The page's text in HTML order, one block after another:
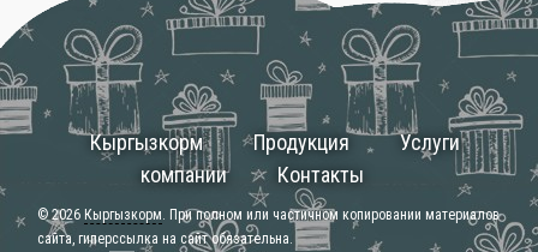
Кыргызкорм Продукция
Услуги
компании
Контакты
© 2026 Кыргызкорм . При полном или частичном копировании материалов
сайта, гиперссылка на сайт обязательна.